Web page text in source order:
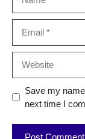
Save my
next time I